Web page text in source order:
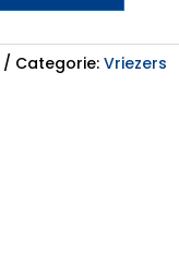
Categorie: Vriezers